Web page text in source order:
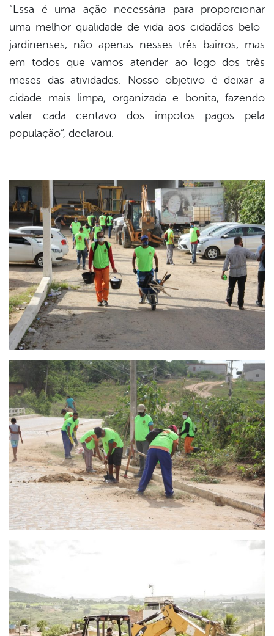
“Essa é uma ação necessária para proporcionar
uma melhor qualidade de vida aos cidadãos belo-
jardinenses, não apenas nesses três bairros, mas
em todos que vamos atender ao logo dos três
meses das atividades. Nosso objetivo é deixar a
cidade mais limpa, organizada e bonita, fazendo
valer cada centavo dos impotos pagos pela
população”, declarou.